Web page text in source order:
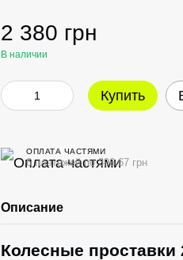
2 380 грн
В наличии
Купить
ОПЛАТА ЧАСТЯМИ
6 платежей по 396.67 грн
Описание
Колесные